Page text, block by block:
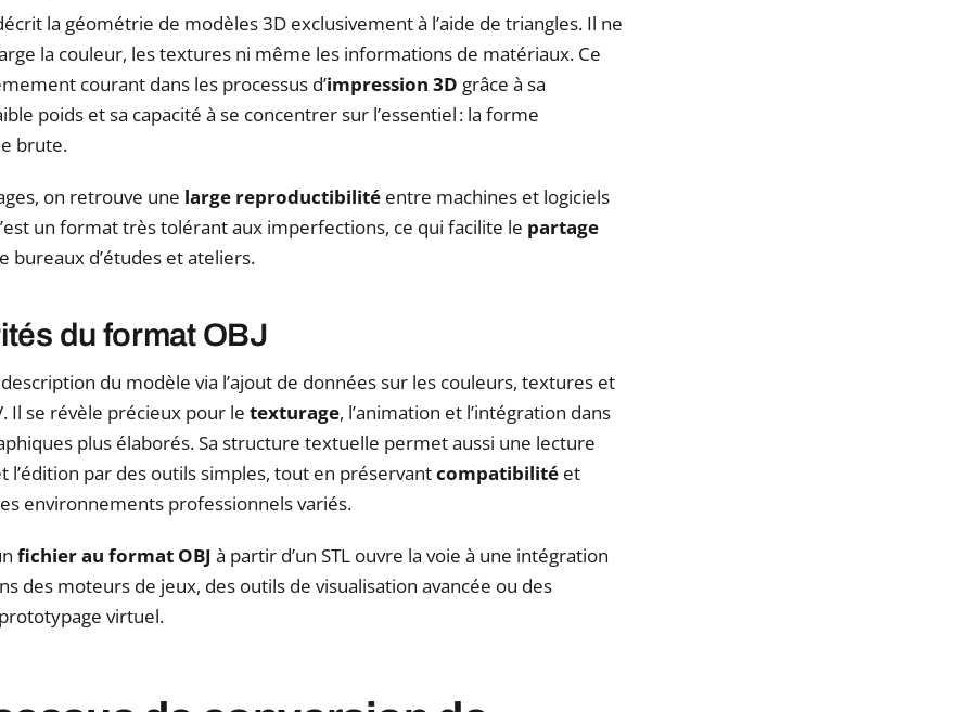
la géométrie de modèles 3D exclusivement à l’aide de triangles. Il ne
la couleur, les textures ni même les informations de matériaux. Ce
courant dans les processus d’impression 3D grâce à sa
poids et sa capacité à se concentrer sur l’essentiel : la forme
brute.
on retrouve une large reproductibilité entre machines et logiciels
un format très tolérant aux imperfections, ce qui facilite le partage
bureaux d’études et ateliers.
du format OBJ
du modèle via l’ajout de données sur les couleurs, textures et
Il se révèle précieux pour le texturage, l’animation et l’intégration dans
plus élaborés. Sa structure textuelle permet aussi une lecture
l’édition par des outils simples, tout en préservantcompatibilité et
environnements professionnels variés.
fichier au format OBJ à partir d’un STL ouvre la voie à une intégration
des moteurs de jeux, des outils de visualisation avancée ou des
virtuel.